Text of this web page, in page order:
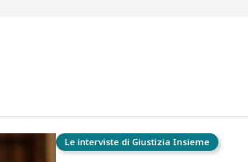
Le interviste di Giustizia Insieme